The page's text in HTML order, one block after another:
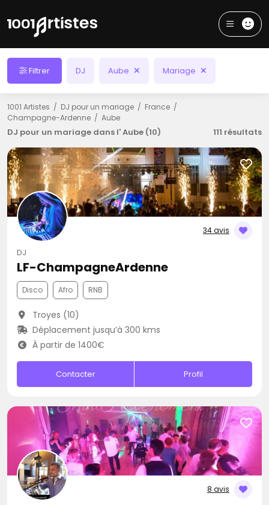
Filtrer DJ Aube Mariage
1001 Artistes DJ pour un mariage
France
Champagne-Ardenne
Aube
DJ pour un mariage dans l' Aube (10) 111 résultats
34 avis
DJ
LF-ChampagneArdenne
Disco Afro RNB
Troyes (10)
Déplacement jusqu’à 300 kms
À partir de 1400€
Contacter Profil
8 avis